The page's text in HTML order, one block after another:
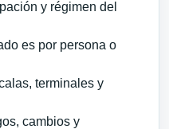
y régimen del
es por persona o
terminales y
cambios y